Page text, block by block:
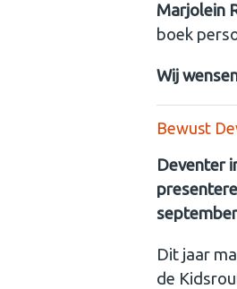
Marjolein
boek
Wij
Bewust
Deventer
Dit jaar
de